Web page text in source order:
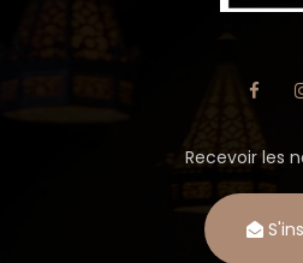
Recevoir les